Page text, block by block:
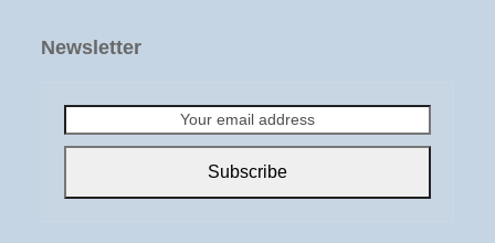
Newsletter
email
Subscribe